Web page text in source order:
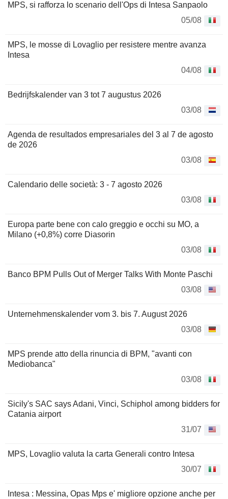
MPS, si rafforza lo scenario dell'Ops di Intesa Sanpaolo
05/08
MPS, le mosse di Lovaglio per resistere mentre avanza
Intesa
04/08
Bedrijfskalender van 3 tot 7 augustus 2026
03/08
Agenda de resultados empresariales del 3 al 7 de agosto
de 2026
03/08
Calendario delle società: 3 - 7 agosto 2026
03/08
Europa parte bene con calo greggio e occhi su MO, a
Milano (+0,8%) corre Diasorin
03/08
Banco BPM Pulls Out of Merger Talks With Monte Paschi
03/08
Unternehmenskalender vom 3. bis 7. August 2026
03/08
MPS prende atto della rinuncia di BPM, "avanti con
Mediobanca"
03/08
Sicily's SAC says Adani, Vinci, Schiphol among bidders for
Catania airport
31/07
MPS, Lovaglio valuta la carta Generali contro Intesa
30/07
Intesa : Messina, Opas Mps e' migliore opzione anche per